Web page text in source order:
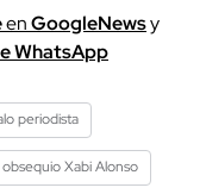
enGoogleNewsy
WhatsApp
periodista
Xabi Alonso